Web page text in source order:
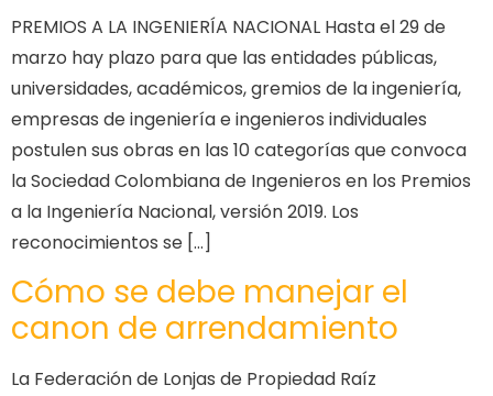
PREMIOS A LA INGENIERÍA NACIONAL Hasta el 29 de
marzo hay plazo para que las entidades públicas,
universidades, académicos, gremios de la ingeniería,
empresas de ingeniería e ingenieros individuales
postulen sus obras en las 10 categorías que convoca
la Sociedad Colombiana de Ingenieros en los Premios
a la Ingeniería Nacional, versión 2019. Los
reconocimientos se […]
Cómo se debe manejar el
canon de arrendamiento
La Federación de Lonjas de Propiedad Raíz